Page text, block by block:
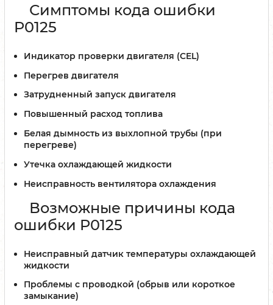
Симптомы кода ошибки
P0125
Индикатор проверки двигателя (CEL)
Перегрев двигателя
Затрудненный запуск двигателя
Повышенный расход топлива
Белая дымность из выхлопной трубы (при
перегреве)
Утечка охлаждающей жидкости
Неисправность вентилятора охлаждения
Возможные причины кода
ошибки P0125
Неисправный датчик температуры охлаждающей
жидкости
Проблемы с проводкой (обрыв или короткое
замыкание)